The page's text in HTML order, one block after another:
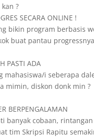
?
SECARA ONLINE !
bikin program berbasis
buat pantau
PASTI ADA
mahasiswa/i seberapa
mimin, diskon donk min ?
BERPENGALAMAN
banyak cobaan,
tim Skripsi Rapitu